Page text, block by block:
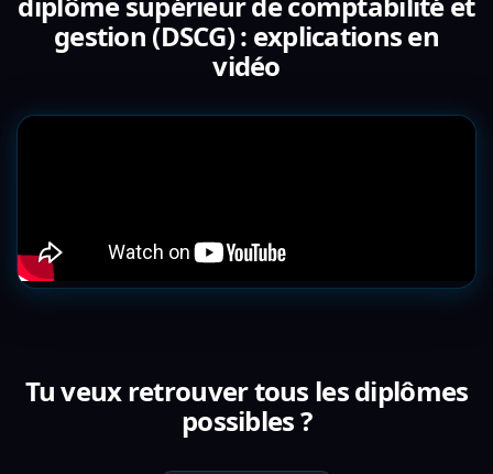
gestion (DSCG) : explications en
vidéo
Tu veux retrouver tous les diplômes
possibles ?